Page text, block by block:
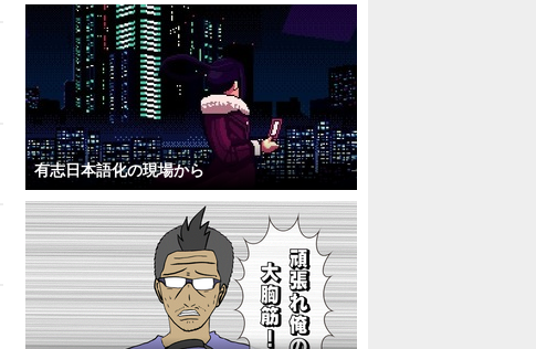
有志日本語化の現場から